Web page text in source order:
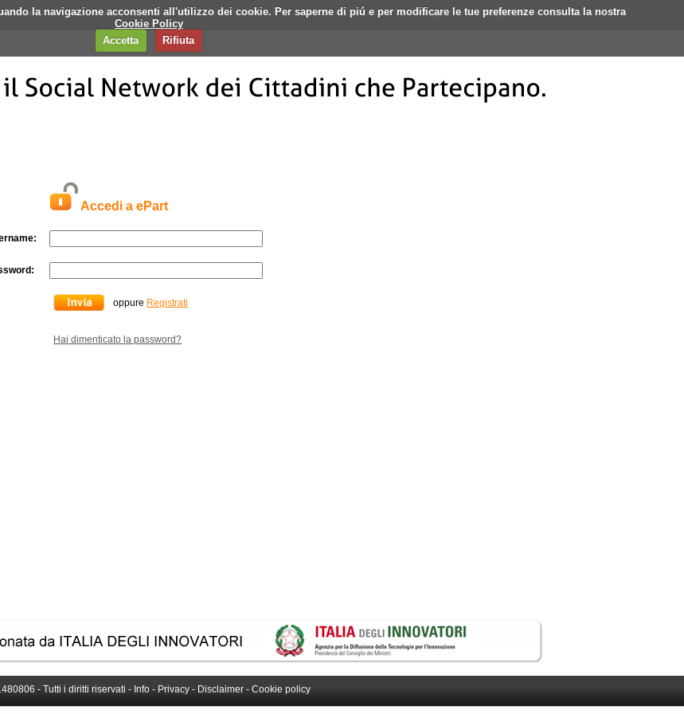
la navigazione acconsenti all'utilizzo dei cookie. Per saperne di piú e per modificare le tue preferenze consulta la nostra
Cookie Policy
Accetta
Rifiuta
Contatti Banner Login Registrati
Accedi a ePart
oppure Registrati
Hai dimenticato la password?
- Tutti i diritti riservati - Info - Privacy - Disclaimer - Cookie policy